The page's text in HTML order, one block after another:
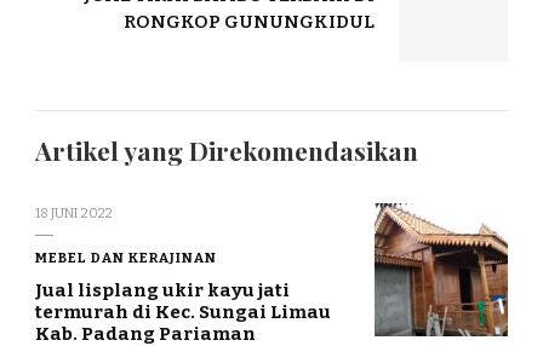
RONGKOP GUNUNGKIDUL
Artikel yang Direkomendasikan
18 JUNI 2022
MEBEL DAN KERAJINAN
Jual lisplang ukir kayu jati
termurah di Kec. Sungai Limau
Kab. Padang Pariaman